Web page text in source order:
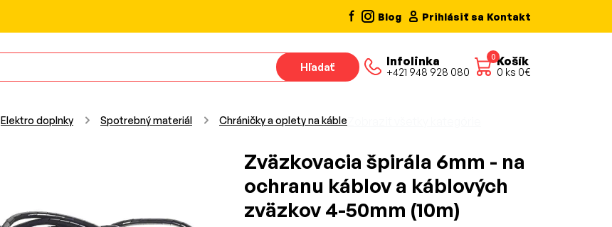
Blog Prihlásiť sa Kontakt
Hľadať Infolinka
+421 948 928 080
0Košík
0 ks 0€
Elektro doplnky Spotrebný materiál Chráničky a oplety na káble
Zväzkovacia špirála 6mm - na
ochranu káblov a káblových
zväzkov 4-50mm (10m)